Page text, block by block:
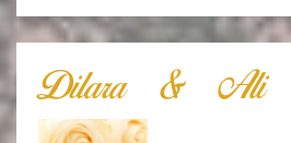
Dilara & Ali